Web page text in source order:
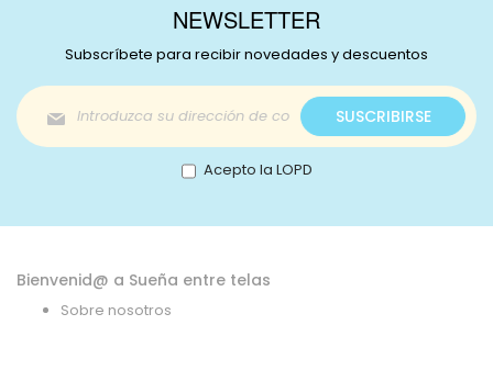
NEWSLETTER
Subscríbete para recibir novedades y descuentos
Inscríbase
a
nuestro
boletín
de
SUSCRIBIRSE
Acepto la LOPD
Bienvenid@ a Sueña entre telas
Sobre nosotros